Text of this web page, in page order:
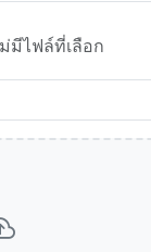
มีไฟล์ที่เลือก